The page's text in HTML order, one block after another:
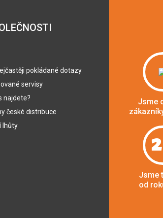
pokládané dotazy
servisy
najdete?
české distribuce
lhůty
Jsme
Jsme
od